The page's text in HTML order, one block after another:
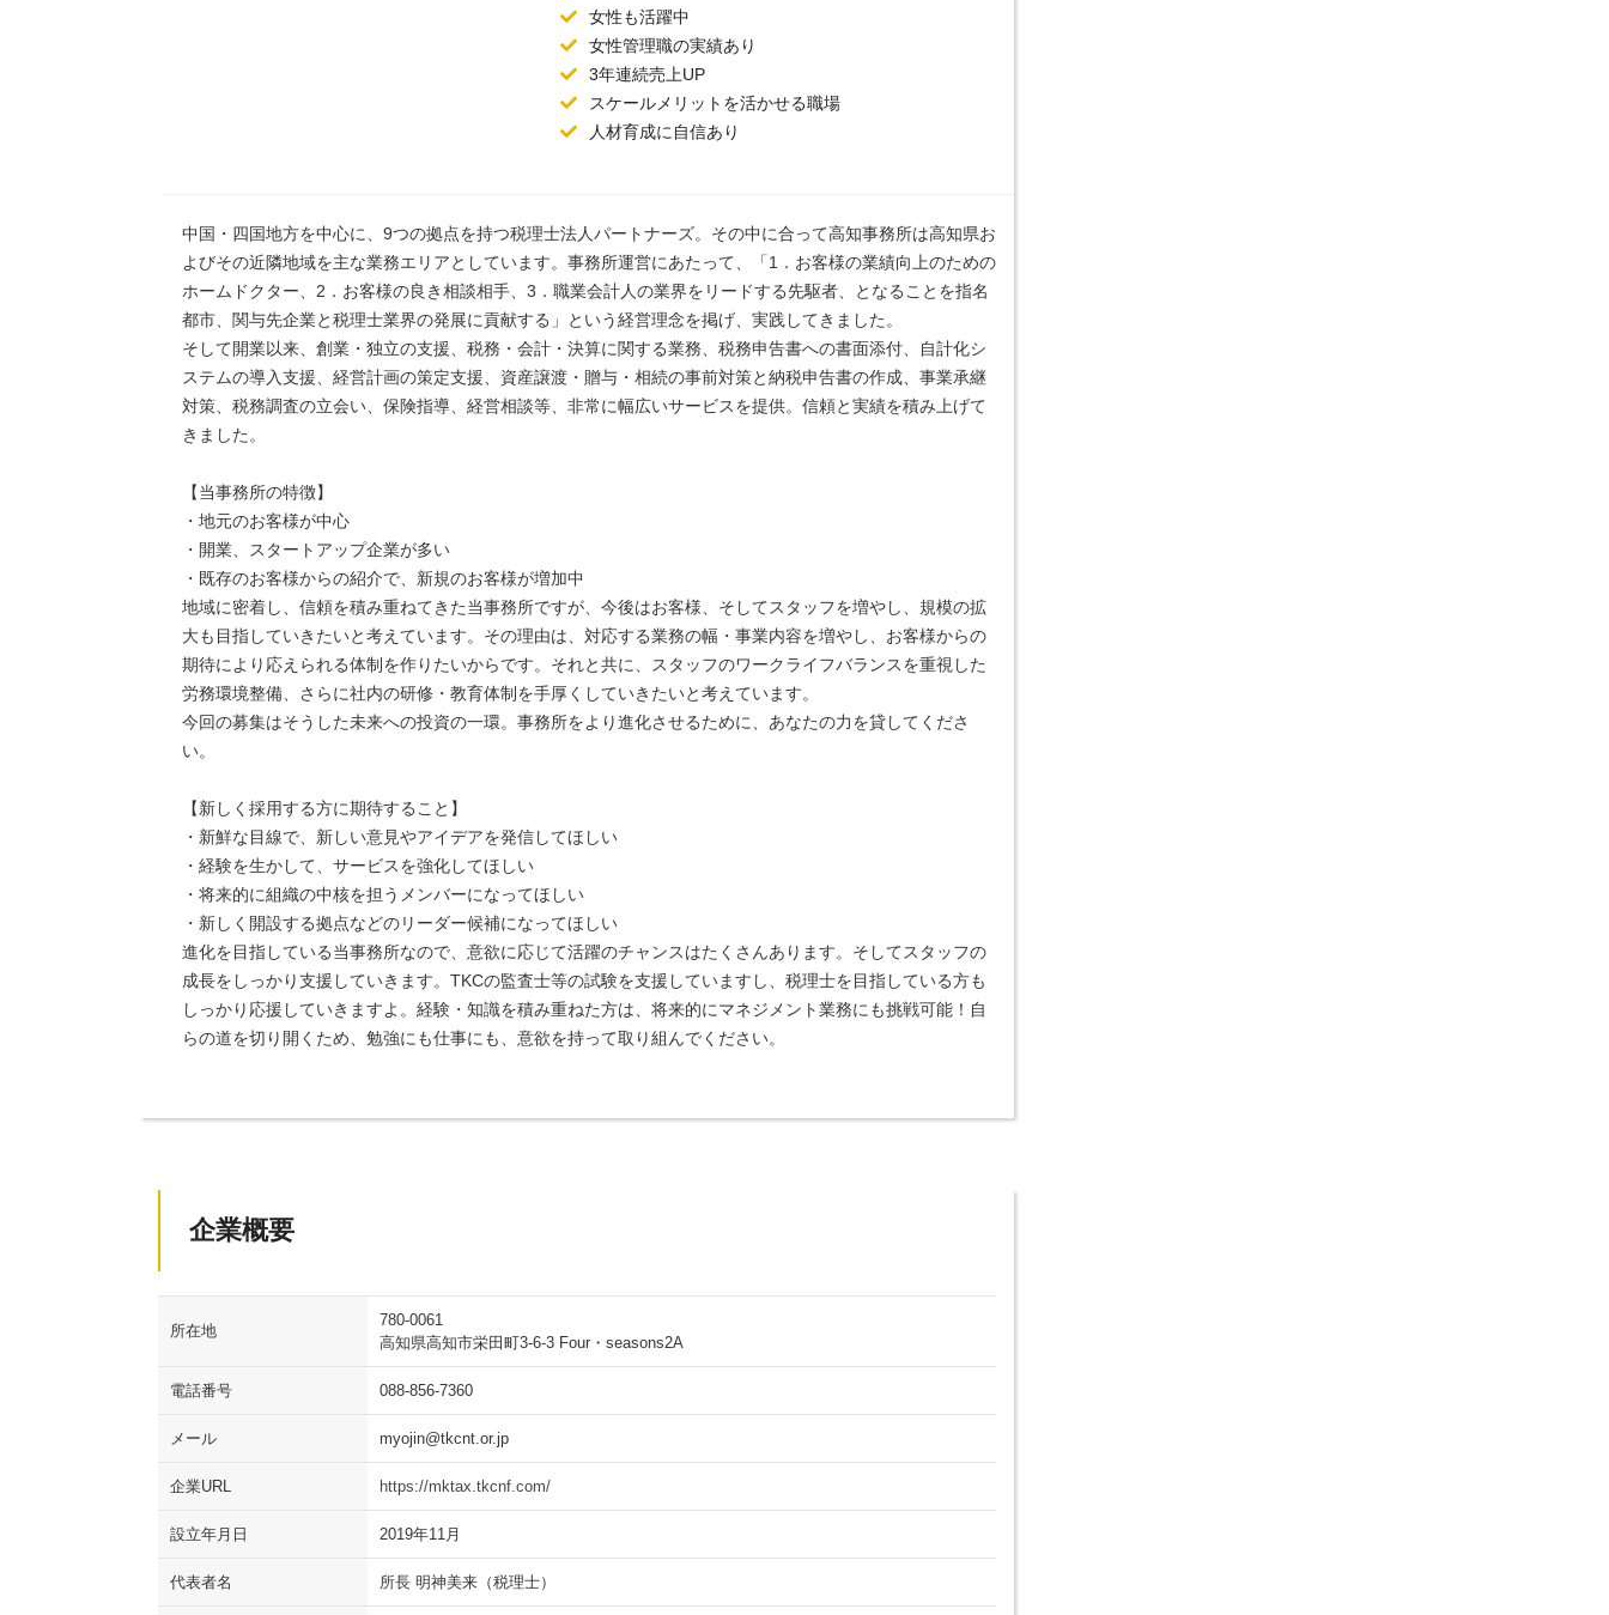
女性も活躍中
女性管理職の実績あり
3年連続売上UP
スケールメリットを活かせる職場
人材育成に自信あり
中国・四国地方を中心に、9つの拠点を持つ税理士法人パートナーズ。その中に合って高知事務所は高知県お
よびその近隣地域を主な業務エリアとしています。事務所運営にあたって、「1．お客様の業績向上のための
ホームドクター、2．お客様の良き相談相手、3．職業会計人の業界をリードする先駆者、となることを指名
都市、関与先企業と税理士業界の発展に貢献する」という経営理念を掲げ、実践してきました。
そして開業以来、創業・独立の支援、税務・会計・決算に関する業務、税務申告書への書面添付、自計化シ
ステムの導入支援、経営計画の策定支援、資産譲渡・贈与・相続の事前対策と納税申告書の作成、事業承継
対策、税務調査の立会い、保険指導、経営相談等、非常に幅広いサービスを提供。信頼と実績を積み上げて
きました。
【当事務所の特徴】
・地元のお客様が中心
・開業、スタートアップ企業が多い
・既存のお客様からの紹介で、新規のお客様が増加中
地域に密着し、信頼を積み重ねてきた当事務所ですが、今後はお客様、そしてスタッフを増やし、規模の拡
大も目指していきたいと考えています。その理由は、対応する業務の幅・事業内容を増やし、お客様からの
期待により応えられる体制を作りたいからです。それと共に、スタッフのワークライフバランスを重視した
労務環境整備、さらに社内の研修・教育体制を手厚くしていきたいと考えています。
今回の募集はそうした未来への投資の一環。事務所をより進化させるために、あなたの力を貸してくださ
い。
【新しく採用する方に期待すること】
・新鮮な目線で、新しい意見やアイデアを発信してほしい
・経験を生かして、サービスを強化してほしい
・将来的に組織の中核を担うメンバーになってほしい
・新しく開設する拠点などのリーダー候補になってほしい
進化を目指している当事務所なので、意欲に応じて活躍のチャンスはたくさんあります。そしてスタッフの
成長をしっかり支援していきます。TKCの監査士等の試験を支援していますし、税理士を目指している方も
しっかり応援していきますよ。経験・知識を積み重ねた方は、将来的にマネジメント業務にも挑戦可能！自
らの道を切り開くため、勉強にも仕事にも、意欲を持って取り組んでください。
企業概要
所在地
780-0061
高知県高知市栄田町3-6-3 Four・seasons2A
電話番号 088-856-7360
メール myojin@tkcnt.or.jp
企業URL https://mktax.tkcnf.com/
設立年月日 2019年11月
代表者名 所長 明神美来（税理士）